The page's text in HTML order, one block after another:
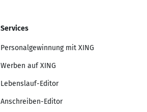
Services
Personalgewinnung mit XING
Werben auf XING
Lebenslauf-Editor
Anschreiben-Editor